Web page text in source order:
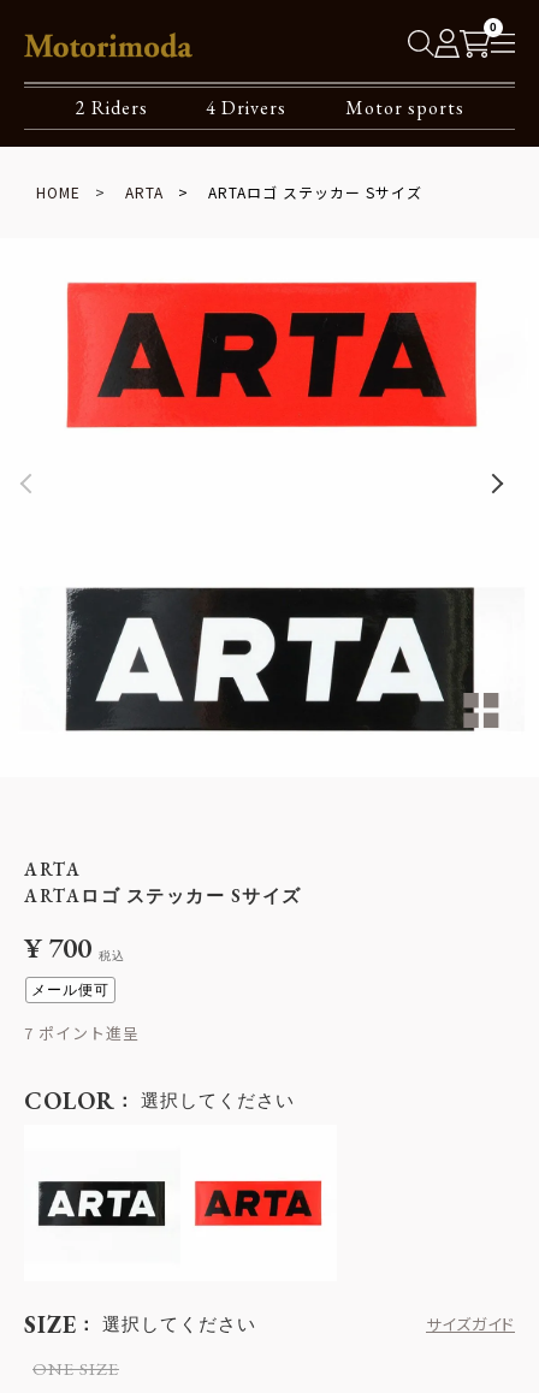
0
2 Riders 4 Drivers Motor sports
HOME ARTA ARTAロゴ ステッカー Sサイズ
ARTA
ARTAロゴ ステッカー Sサイズ
¥700 税込
メール便可
7
SIZE 選択してください
サイズガイド
ONE SIZE
COLOR 選択してください